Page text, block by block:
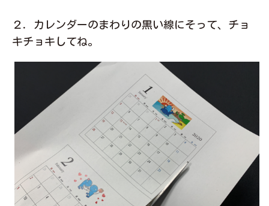
２．カレンダーのまわりの黒い線にそって、チョ
キチョキしてね。